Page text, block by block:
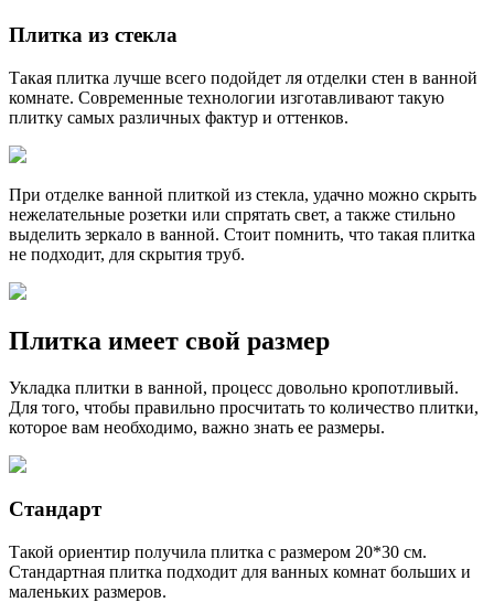
Плитка из стекла
Такая плитка лучше всего подойдет ля отделки стен в ванной
комнате. Современные технологии изготавливают такую
плитку самых различных фактур и оттенков.
При отделке ванной плиткой из стекла, удачно можно скрыть
нежелательные розетки или спрятать свет, а также стильно
выделить зеркало в ванной. Стоит помнить, что такая плитка
не подходит, для скрытия труб.
Плитка имеет свой размер
Укладка плитки в ванной, процесс довольно кропотливый.
Для того, чтобы правильно просчитать то количество плитки,
которое вам необходимо, важно знать ее размеры.
Стандарт
Такой ориентир получила плитка с размером 20*30 см.
Стандартная плитка подходит для ванных комнат больших и
маленьких размеров.